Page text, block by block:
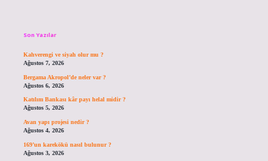
Son Yazılar
Kahverengi ve siyah olur mu ?
Ağustos 7, 2026
Bergama Akropol’de neler var ?
Ağustos 6, 2026
Katılım Bankası kâr payı helal midir ?
Ağustos 5, 2026
Avan yapı projesi nedir ?
Ağustos 4, 2026
169’un karekökü nasıl bulunur ?
Ağustos 3, 2026